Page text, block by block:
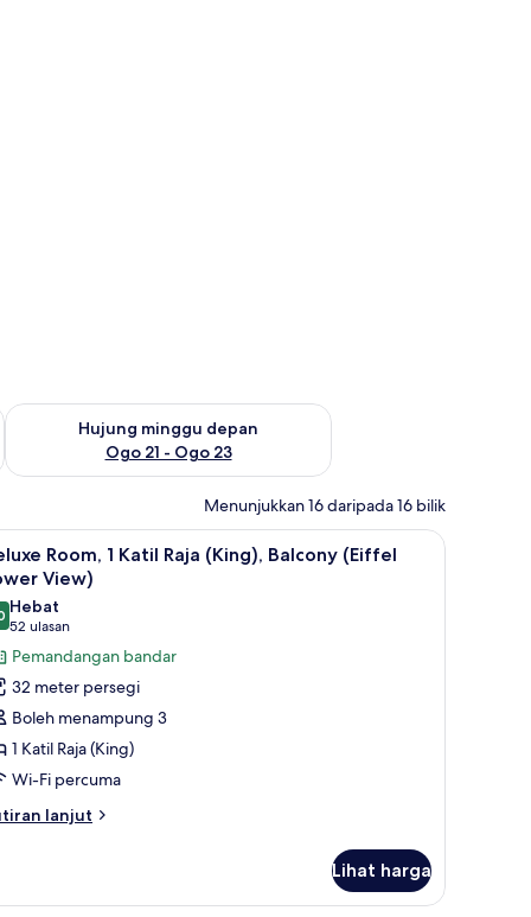
ini Ogo 14 - Ogo 16
Hujung minggu depan
Ogo 21 - Ogo 23
Semak ketersediaan untuk hujung minggu depan Ogo 21 -
Menunjukkan 16 daripada 16 bilik
View | Peralatan tempat tidur premium, peti besi dalam bilik, meja
Deluxe Room, 1 Katil Raja (King), Balcony
7
Room, 1 Katil Raja (King), Balcony (Eiffel
View)
daripada 10
Hebat
52 ulasan
(52
ulasan)
Pemandangan bandar
32 meter persegi
Boleh menampung 3
1 Katil Raja (King)
Wi-Fi percuma
lanjut
Lihat harga